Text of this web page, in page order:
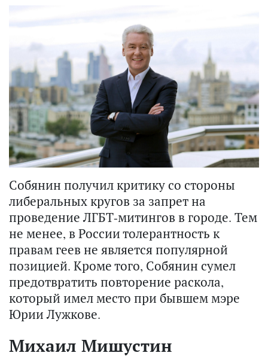
Собянин получил критику со стороны
либеральных кругов за запрет на
проведение ЛГБТ-митингов в городе. Тем
не менее, в России толерантность к
правам геев не является популярной
позицией. Кроме того, Собянин сумел
предотвратить повторение раскола,
который имел место при бывшем мэре
Юрии Лужкове.
Михаил Мишустин